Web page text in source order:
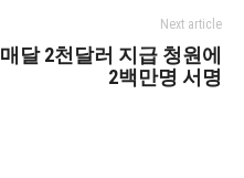
Next article
매달 2천달러 지급 청원에
2백만명 서명